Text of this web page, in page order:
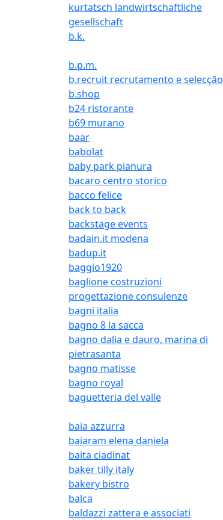
kurtatsch landwirtschaftliche
gesellschaft
b.k.
b.p.m.
b.recruit recrutamento e selecção
b.shop
b24 ristorante
b69 murano
baar
babolat
baby park pianura
bacaro centro storico
bacco felice
back to back
backstage events
badain.it modena
badup.it
baggio1920
baglione costruzioni
progettazione consulenze
bagni italia
bagno 8 la sacca
bagno dalia e dauro, marina di
pietrasanta
bagno matisse
bagno royal
baguetteria del valle
baia azzurra
baiaram elena daniela
baita ciadinat
baker tilly italy
bakery bistro
balca
baldazzi zattera e associati